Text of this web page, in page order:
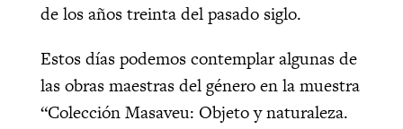
de los años treinta del pasado siglo.
Estos días podemos contemplar algunas de
las obras maestras del género en la muestra
“Colección Masaveu: Objeto y naturaleza.